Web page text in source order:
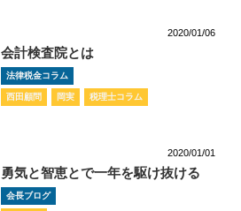
2020/01/06
会計検査院とは
法律税金コラム
西田顧問 岡実 税理士コラム
2020/01/01
勇気と智恵とで一年を駆け抜ける
会長ブログ